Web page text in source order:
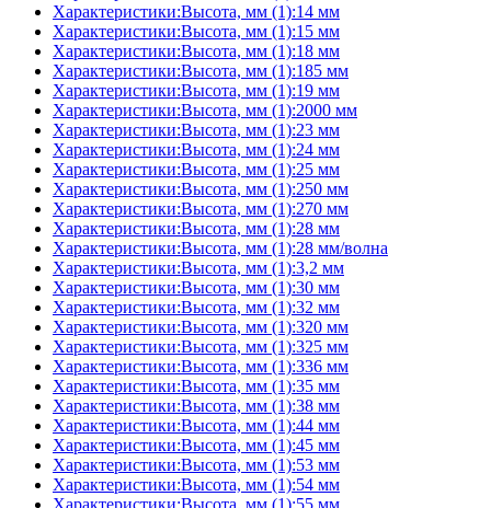
Характеристики:Высота, мм (1):14 мм
Характеристики:Высота, мм (1):15 мм
Характеристики:Высота, мм (1):18 мм
Характеристики:Высота, мм (1):185 мм
Характеристики:Высота, мм (1):19 мм
Характеристики:Высота, мм (1):2000 мм
Характеристики:Высота, мм (1):23 мм
Характеристики:Высота, мм (1):24 мм
Характеристики:Высота, мм (1):25 мм
Характеристики:Высота, мм (1):250 мм
Характеристики:Высота, мм (1):270 мм
Характеристики:Высота, мм (1):28 мм
Характеристики:Высота, мм (1):28 мм/волна
Характеристики:Высота, мм (1):3,2 мм
Характеристики:Высота, мм (1):30 мм
Характеристики:Высота, мм (1):32 мм
Характеристики:Высота, мм (1):320 мм
Характеристики:Высота, мм (1):325 мм
Характеристики:Высота, мм (1):336 мм
Характеристики:Высота, мм (1):35 мм
Характеристики:Высота, мм (1):38 мм
Характеристики:Высота, мм (1):44 мм
Характеристики:Высота, мм (1):45 мм
Характеристики:Высота, мм (1):53 мм
Характеристики:Высота, мм (1):54 мм
Характеристики:Высота, мм (1):55 мм